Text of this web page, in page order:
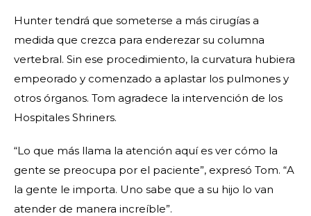
Hunter tendrá que someterse a más cirugías a
medida que crezca para enderezar su columna
vertebral. Sin ese procedimiento, la curvatura hubiera
empeorado y comenzado a aplastar los pulmones y
otros órganos. Tom agradece la intervención de los
Hospitales Shriners.
“Lo que más llama la atención aquí es ver cómo la
gente se preocupa por el paciente”, expresó Tom. “A
la gente le importa. Uno sabe que a su hijo lo van
atender de manera increíble”.